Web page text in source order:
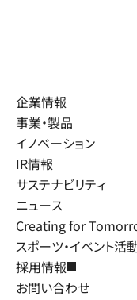
企業情報
事業・製品
イノベーション
IR情報
サステナビリティ
ニュース
Creating for
スポーツ・イベント活
採用情報
お問い合わせ